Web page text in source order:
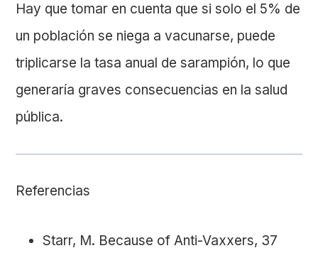
Hay que tomar en cuenta que si solo el 5% de
un población se niega a vacunarse, puede
triplicarse la tasa anual de sarampión, lo que
generaría graves consecuencias en la salud
pública.
Referencias
Starr, M. Because of Anti-Vaxxers, 37